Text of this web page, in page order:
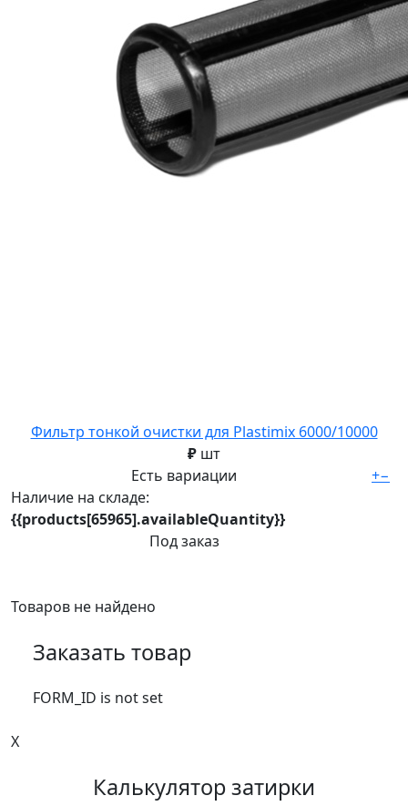
Фильтр тонкой очистки для Plastimix 6000/10000
₽ шт
Есть вариации
Наличие на складе:
{{products[65965].availableQuantity}}
Под заказ
+−
Товаров не найдено
Заказать товар
FORM_ID is not set
X
Калькулятор затирки